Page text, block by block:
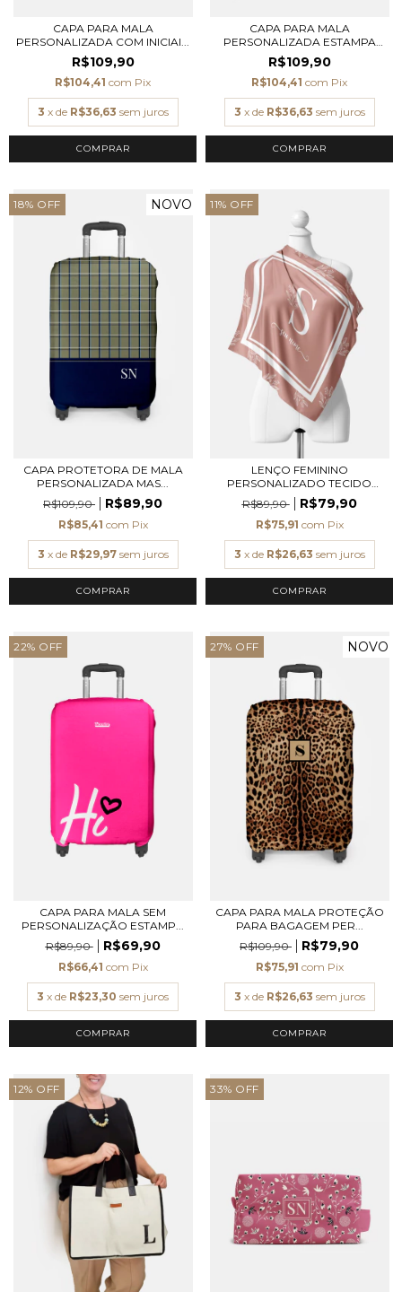
CAPA PARA MALA
PERSONALIZADA COM INICIAI...
R$109,90
R$104,41 com Pix
3 x de R$36,63 sem juros
COMPRAR
CAPA PARA MALA
PERSONALIZADA ESTAMPA
BFF...
R$109,90
R$104,41 com Pix
3 x de R$36,63 sem juros
COMPRAR
18% OFF NOVO
CAPA PROTETORA DE MALA
PERSONALIZADA MAS...
R$109,90
R$89,90
R$85,41 com Pix
3 x de R$29,97 sem juros
COMPRAR
11% OFF
LENÇO FEMININO
PERSONALIZADO TECIDO
TOQU...
R$89,90 R$79,90
R$75,91 com Pix
3 x de R$26,63 sem juros
COMPRAR
22% OFF
CAPA PARA MALA SEM
PERSONALIZAÇÃO ESTAMP...
R$89,90
R$69,90
R$66,41 com Pix
3 x de R$23,30 sem juros
COMPRAR
27% OFF NOVO
CAPA PARA MALA PROTEÇÃO
PARA BAGAGEM PER...
R$109,90
R$79,90
R$75,91 com Pix
3 x de R$26,63 sem juros
COMPRAR
12% OFF 33% OFF